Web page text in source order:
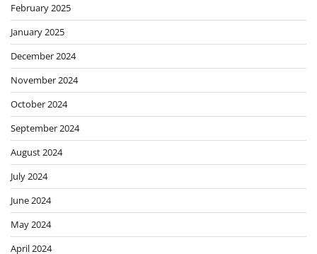
February 2025
January 2025
December 2024
November 2024
October 2024
September 2024
August 2024
July 2024
June 2024
May 2024
April 2024